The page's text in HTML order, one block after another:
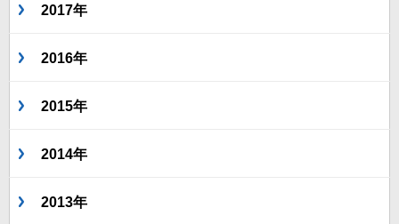
2017年
2016年
2015年
2014年
2013年